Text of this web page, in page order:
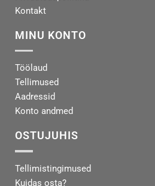
Kontakt
MINU KONTO
Töölaud
Tellimused
Aadressid
Konto andmed
OSTUJUHIS
Tellimistingimused
Kuidas osta?